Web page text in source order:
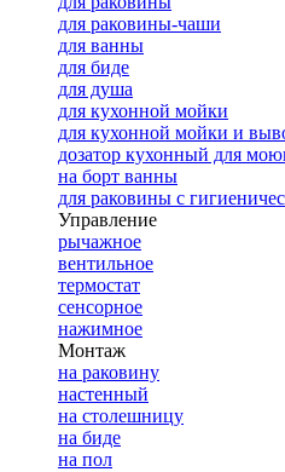
для раковины-чаши
для ванны
для биде
для душа
для кухонной мойки
для кухонной мойки и
дозатор кухонный для
на борт ванны
для раковины с
Управление
рычажное
вентильное
термостат
сенсорное
нажимное
Монтаж
на раковину
настенный
на столешницу
на биде
на пол